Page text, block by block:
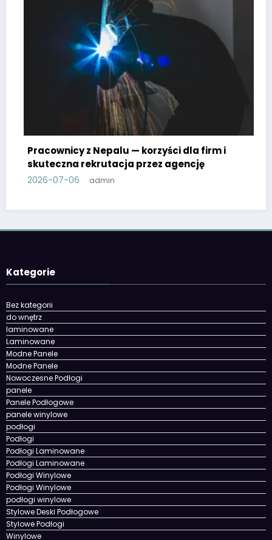
Pracownicy z Nepalu — korzyści dla firm i
skuteczna rekrutacja przez agencję
2026-07-06 admin
Kategorie
Bez kategorii
do wnętrz
laminowane
Laminowane
Modne Panele
Modne Panele
Nowoczesne Podłogi
panele
Panele Podłogowe
panele winylowe
podłogi
Podłogi
Podłogi Laminowane
Podłogi Laminowane
Podłogi Winylowe
Podłogi Winylowe
podłogi winylowe
Stylowe Deski Podłogowe
Stylowe Podłogi
Winylowe